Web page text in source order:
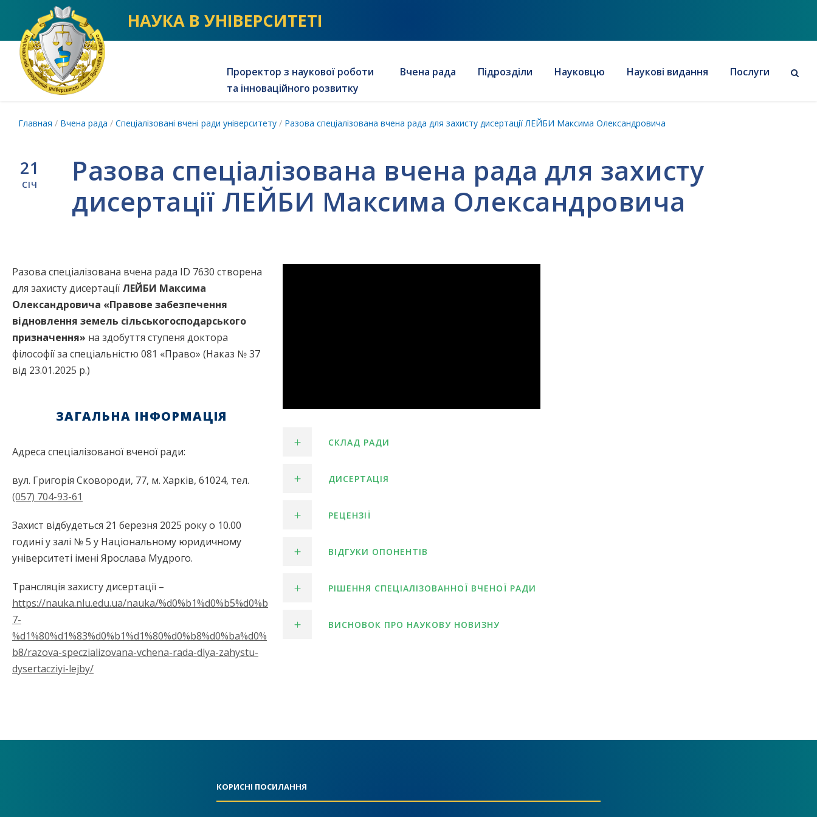
НАУКА В УНІВЕРСИТЕТІ
NLU homepage
Проректор з наукової роботи
та інноваційного розвитку
Вчена рада Підрозділи Науковцю Наукові видання Послуги
Главная / Вчена рада / Спеціалізовані вчені ради університету / Разова спеціалізована вчена рада для захисту дисертації ЛЕЙБИ Максима Олександровича
21
СІЧ
Разова спеціалізована вчена рада для захисту
дисертації ЛЕЙБИ Максима Олександровича
Разова спеціалізована вчена рада ID 7630 створена
для захисту дисертації ЛЕЙБИ Максима
Олександровича «Правове забезпечення
відновлення земель сільськогосподарського
призначення» на здобуття ступеня доктора
філософії за спеціальністю 081 «Право» (Наказ № 37
від 23.01.2025 р.)
ЗАГАЛЬНА ІНФОРМАЦІЯ
Адреса спеціалізованої вченої ради:
вул. Григорія Сковороди, 77, м. Харків, 61024, тел.
(057) 704-93-61
Захист відбудеться 21 березня 2025 року о 10.00
годині у залі № 5 у Національному юридичному
університеті імені Ярослава Мудрого.
Трансляція захисту дисертації –
https://nauka.nlu.edu.ua/nauka/%d0%b1%d0%b5%d0%b
7-
%d1%80%d1%83%d0%b1%d1%80%d0%b8%d0%ba%d0%
b8/razova-speczializovana-vchena-rada-dlya-zahystu-
dysertacziyi-lejby/
СКЛАД РАДИ
ДИСЕРТАЦІЯ
РЕЦЕНЗІЇ
ВІДГУКИ ОПОНЕНТІВ
РІШЕННЯ СПЕЦІАЛІЗОВАННОЇ ВЧЕНОЇ РАДИ
ВИСНОВОК ПРО НАУКОВУ НОВИЗНУ
КОРИСНІ ПОСИЛАННЯ